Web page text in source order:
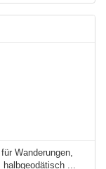
Wanderungen,
halbgeodätisch ...